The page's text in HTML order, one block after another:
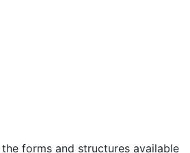
forms and structures available